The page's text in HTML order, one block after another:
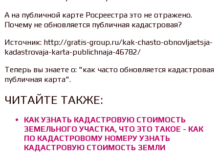
А на публичной карте Росреестра это не отражено.
Почему не обновляется публичная кадастровая?
Источник: http://gratis-group.ru/kak-chasto-obnovljaetsja-
kadastrovaja-karta-publichnaja-46782/
Теперь вы знаете о: "как часто обновляется кадастровая
публичная карта".
ЧИТАЙТЕ ТАКЖЕ:
КАК УЗНАТЬ КАДАСТРОВУЮ СТОИМОСТЬ
ЗЕМЕЛЬНОГО УЧАСТКА, ЧТО ЭТО ТАКОЕ - КАК
ПО КАДАСТРОВОМУ НОМЕРУ УЗНАТЬ
КАДАСТРОВУЮ СТОИМОСТЬ ЗЕМЛИ